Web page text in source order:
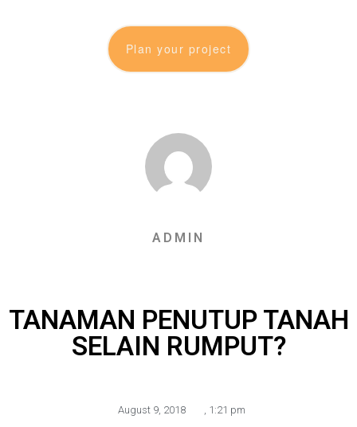
Plan your project
ADMIN
TANAMAN PENUTUP TANAH
SELAIN RUMPUT?
August 9, 2018 1:21 pm